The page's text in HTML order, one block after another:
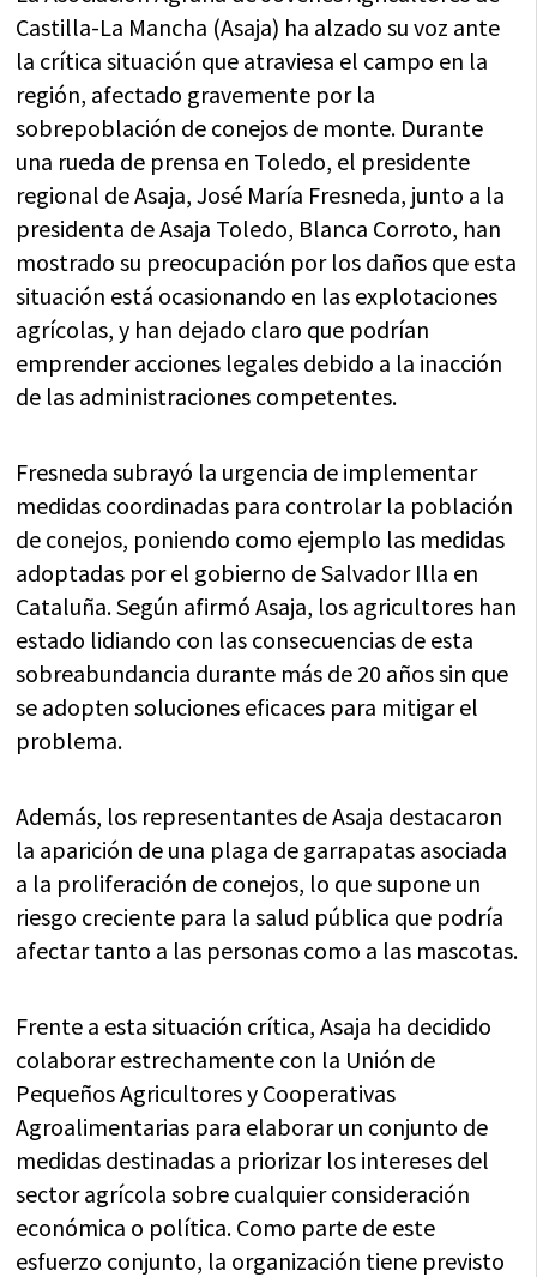
Castilla-La Mancha (Asaja) ha alzado su voz ante
la crítica situación que atraviesa el campo en la
región, afectado gravemente por la
sobrepoblación de conejos de monte. Durante
una rueda de prensa en Toledo, el presidente
regional de Asaja, José María Fresneda, junto a la
presidenta de Asaja Toledo, Blanca Corroto, han
mostrado su preocupación por los daños que esta
situación está ocasionando en las explotaciones
agrícolas, y han dejado claro que podrían
emprender acciones legales debido a la inacción
de las administraciones competentes.
Fresneda subrayó la urgencia de implementar
medidas coordinadas para controlar la población
de conejos, poniendo como ejemplo las medidas
adoptadas por el gobierno de Salvador Illa en
Cataluña. Según afirmó Asaja, los agricultores han
estado lidiando con las consecuencias de esta
sobreabundancia durante más de 20 años sin que
se adopten soluciones eficaces para mitigar el
problema.
Además, los representantes de Asaja destacaron
la aparición de una plaga de garrapatas asociada
a la proliferación de conejos, lo que supone un
riesgo creciente para la salud pública que podría
afectar tanto a las personas como a las mascotas.
Frente a esta situación crítica, Asaja ha decidido
colaborar estrechamente con la Unión de
Pequeños Agricultores y Cooperativas
Agroalimentarias para elaborar un conjunto de
medidas destinadas a priorizar los intereses del
sector agrícola sobre cualquier consideración
económica o política. Como parte de este
esfuerzo conjunto, la organización tiene previsto